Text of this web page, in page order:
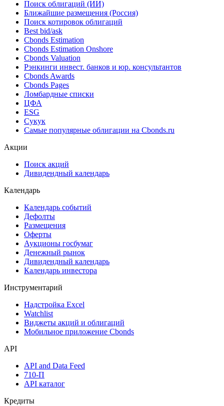
Поиск облигаций (ИИ)
Ближайшие размещения (Россия)
Поиск котировок облигаций
Best bid/ask
Cbonds Estimation
Cbonds Estimation Onshore
Cbonds Valuation
Рэнкинги инвест. банков и юр. консультантов
Cbonds Awards
Cbonds Pages
Ломбардные списки
ЦФА
ESG
Сукук
Самые популярные облигации на Cbonds.ru
Акции
Поиск акций
Дивидендный календарь
Календарь
Календарь событий
Дефолты
Размещения
Оферты
Аукционы госбумаг
Денежный рынок
Дивидендный календарь
Календарь инвестора
Инструментарий
Надстройка Excel
Watchlist
Виджеты акций и облигаций
Мобильное приложение Cbonds
API
API and Data Feed
710-П
API каталог
Кредиты